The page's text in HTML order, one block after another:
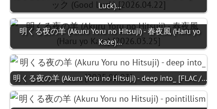
Luck)…
明くる夜の羊 (Akuru Yoru no Hitsuji) - 春夜風 (Haru yo
Kaze)…
明くる夜の羊 (Akuru Yoru no Hitsuji) - deep into_ [FLAC /…